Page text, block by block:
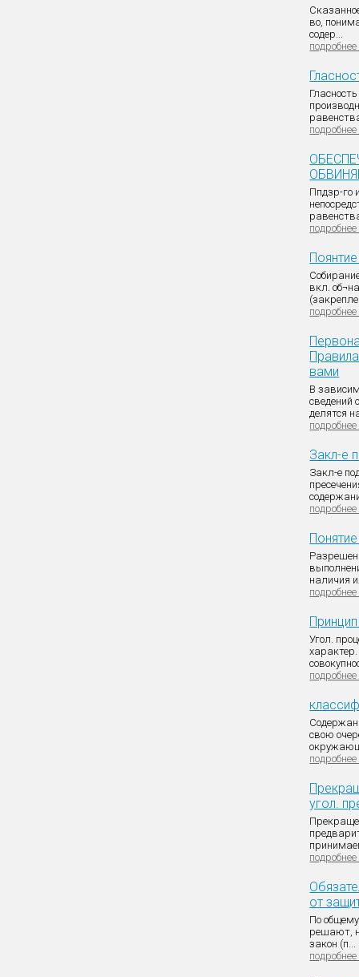
во,
содер...
подробнее
подробнее
Ппдзр-го
подробнее
вкл.
подробнее
вами
В
сведений
делятся
подробнее
Закл-е
Закл-е
подробнее
наличия
подробнее
Угол.
подробнее
свою
подробнее
угол.
подробнее
от
По
решают,
закон (п...
подробнее